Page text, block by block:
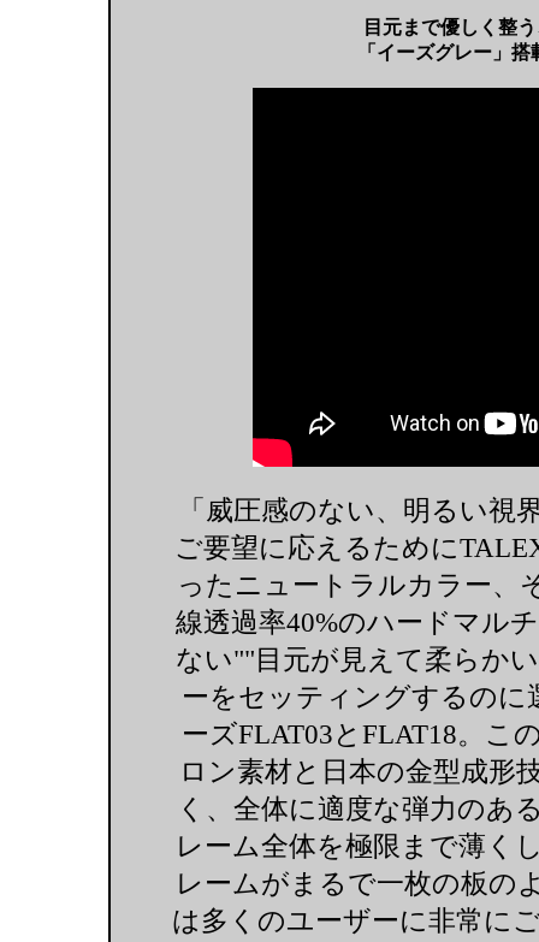
目元まで優しく整
「イーズグレー」
「威圧感のない、明るい
ご要望に応えるために
ったニュートラルカラー、
線透過率40%のハードマル
ない""目元が見えて柔らか
ーをセッティングするのに
ーズFLAT03とFLAT18。こ
ロン素材と日本の金型成形
く、全体に適度な弾力のあ
レーム全体を極限まで薄く
レームがまるで一枚の板の
は多くのユーザーに非常に